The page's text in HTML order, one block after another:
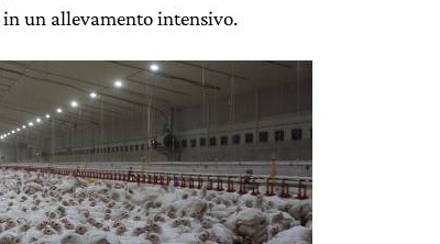
in un allevamento intensivo.